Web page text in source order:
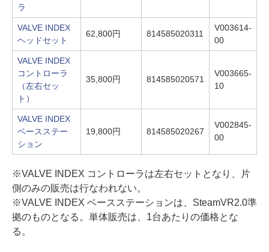
ラ
VALVE INDEX
ヘッドセット
62,800円 814585020311
V003614-
00
VALVE INDEX
コントローラ
（左右セッ
ト）
35,800円 814585020571
V003665-
10
VALVE INDEX
ベースステー
ション
19,800円 814585020267
V002845-
00
※VALVE INDEX コントローラは左右セットとなり、片
側のみの販売は行なわれない。
※VALVE INDEX ベースステーションは、SteamVR2.0準
拠のものとなる。単体販売は、1台あたりの価格とな
る。